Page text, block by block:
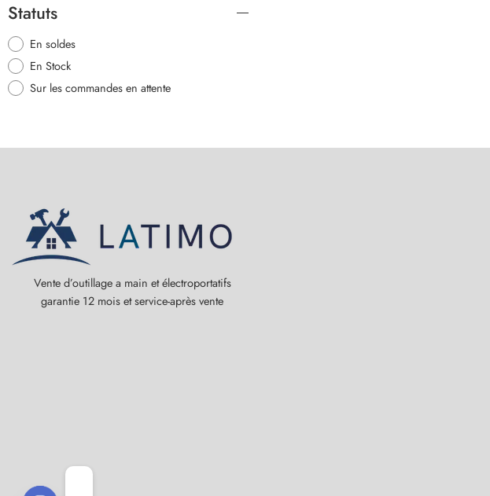
Statuts
En soldes
En Stock
Sur les commandes en attente
Vente d’outillage a main et électroportatifs
garantie 12 mois et service-après vente